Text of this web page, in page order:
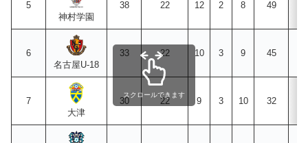
5
神村学園
38 22 12 2 8 49
6
名古屋U-18
33 22 10 3 9 45
7
大津
30 22 9 3 10 32
スクロールできます